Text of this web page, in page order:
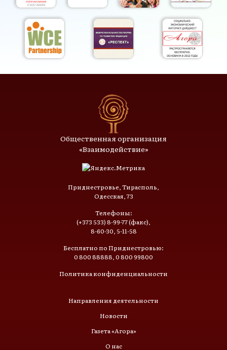
Общественная организация
«Взаимодействие»
Приднестровье, Тирасполь,
Одесская, 73
Телефоны:
(+373 533) 8-99-77 (факс),
8-60-30, 5-11-58
Бесплатно по Приднестровью:
0 800 88888, 0 800 99800
Политика конфиденциальности
Направления деятельности
Новости
Газета «Агора»
О нас